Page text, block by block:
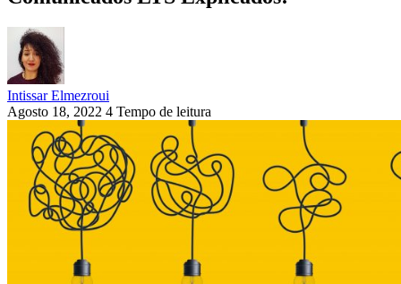
Intissar Elmezroui
Agosto 18, 2022 4 Tempo de leitura